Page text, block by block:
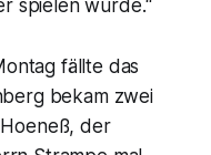
spielen würde.“
fällte das
bekam zwei
der